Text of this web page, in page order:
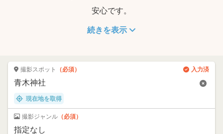
安心です。
続きを表示
撮影スポット （必須） 入力済
現在地を取得
撮影ジャンル （必須）